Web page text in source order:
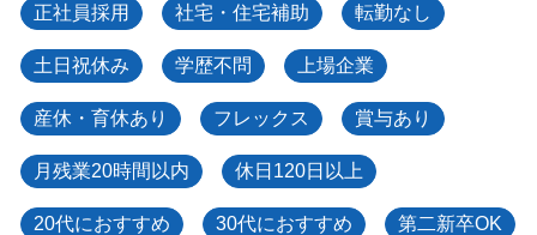
正社員採用 社宅・住宅補助 転勤なし
土日祝休み 学歴不問 上場企業
産休・育休あり フレックス 賞与あり
月残業20時間以内 休日120日以上
20代におすすめ 30代におすすめ 第二新卒OK